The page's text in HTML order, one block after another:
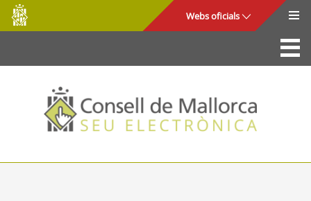
Salta al contingut principal
Consell
de
Mallorca
Webs oficials
La Seu
Consell de Mallorca
Accés i seguretat
Utilitats